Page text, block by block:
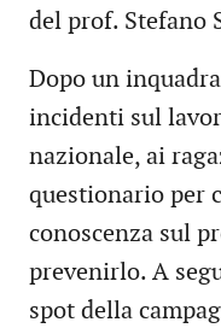
del prof. Stefano
Dopo un
incidenti sul
nazionale, ai
questionario per
conoscenza sul
prevenirlo. A
spot della